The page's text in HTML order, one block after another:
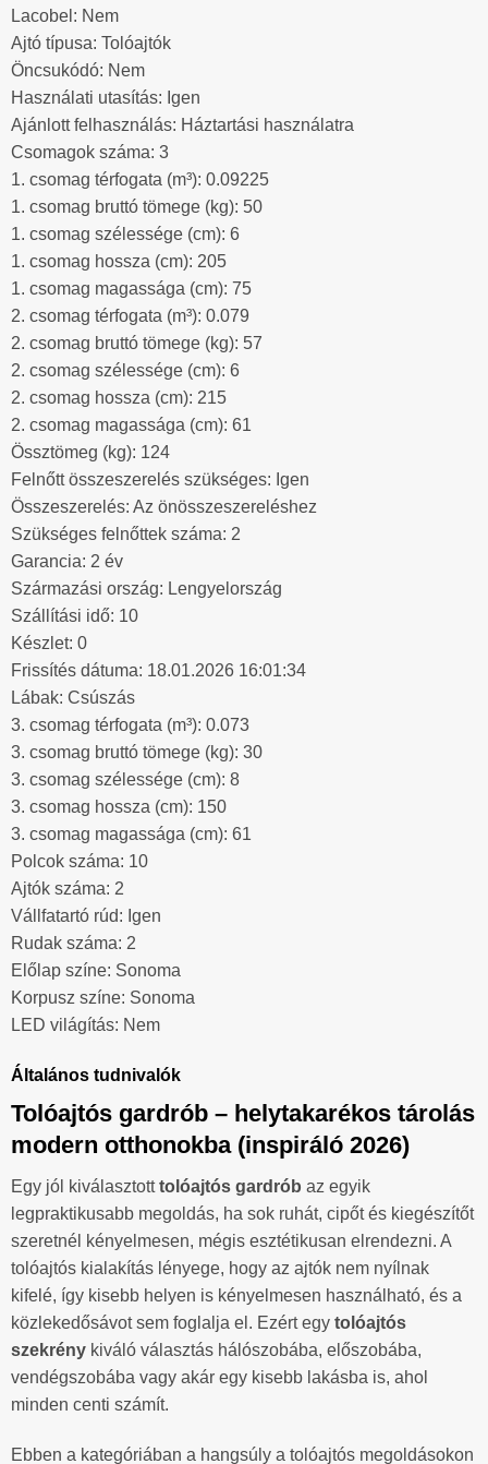
Lacobel: Nem
Ajtó típusa: Tolóajtók
Öncsukódó: Nem
Használati utasítás: Igen
Ajánlott felhasználás: Háztartási használatra
Csomagok száma: 3
1. csomag térfogata (m³): 0.09225
1. csomag bruttó tömege (kg): 50
1. csomag szélessége (cm): 6
1. csomag hossza (cm): 205
1. csomag magassága (cm): 75
2. csomag térfogata (m³): 0.079
2. csomag bruttó tömege (kg): 57
2. csomag szélessége (cm): 6
2. csomag hossza (cm): 215
2. csomag magassága (cm): 61
Össztömeg (kg): 124
Felnőtt összeszerelés szükséges: Igen
Összeszerelés: Az önösszeszereléshez
Szükséges felnőttek száma: 2
Garancia: 2 év
Származási ország: Lengyelország
Szállítási idő: 10
Készlet: 0
Frissítés dátuma: 18.01.2026 16:01:34
Lábak: Csúszás
3. csomag térfogata (m³): 0.073
3. csomag bruttó tömege (kg): 30
3. csomag szélessége (cm): 8
3. csomag hossza (cm): 150
3. csomag magassága (cm): 61
Polcok száma: 10
Ajtók száma: 2
Vállfatartó rúd: Igen
Rudak száma: 2
Előlap színe: Sonoma
Korpusz színe: Sonoma
LED világítás: Nem
Általános tudnivalók
Tolóajtós gardrób – helytakarékos tárolás
modern otthonokba (inspiráló 2026)
Egy jól kiválasztotttolóajtós gardrób az egyik
legpraktikusabb megoldás, ha sok ruhát, cipőt és kiegészítőt
szeretnél kényelmesen, mégis esztétikusan elrendezni. A
tolóajtós kialakítás lényege, hogy az ajtók nem nyílnak
kifelé, így kisebb helyen is kényelmesen használható, és a
közlekedősávot sem foglalja el. Ezért egy tolóajtós
szekrény kiváló választás hálószobába, előszobába,
vendégszobába vagy akár egy kisebb lakásba is, ahol
minden centi számít.
Ebben a kategóriában a hangsúly a tolóajtós megoldásokon